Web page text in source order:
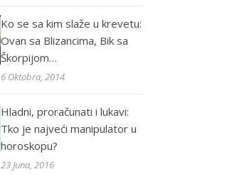
Ko se sa kim slaže u krevetu:
Ovan sa Blizancima, Bik sa
Škorpijom…
6 Oktobra, 2014
Hladni, proračunati i lukavi:
Tko je najveći manipulator u
horoskopu?
23 Juna, 2016